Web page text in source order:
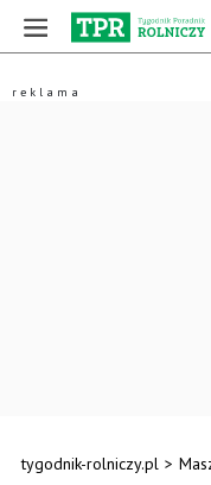
tygodnik-rolniczy.pl >